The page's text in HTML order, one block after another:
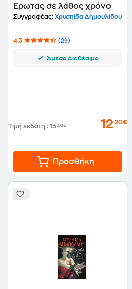
Έρωτας σε λάθος χρόνο
Συγγραφέας: Χρυσηίδα Δημουλίδου
4.3 (29)
Άμεσα Διαθέσιμο
Τιμή εκδότη : 15,50€ 12,20€
Προσθήκη